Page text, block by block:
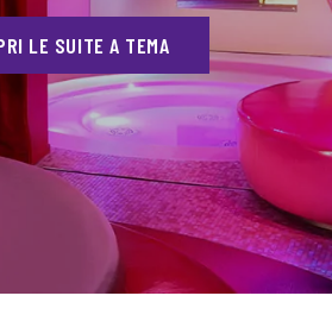
LE SUITE A TEMA